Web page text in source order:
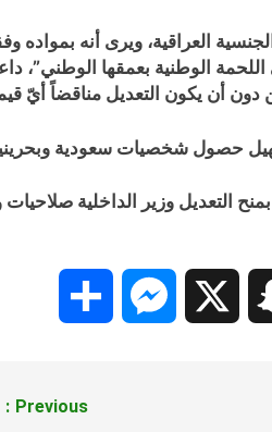
العراقية، ويرى أنه
الوطنية بعمقها
أن يكون التعديل مناقضاً أيّ
حصول شخصيات سعودية
التعديل وزير الداخلية
Snapchat
Messenger
Previous: